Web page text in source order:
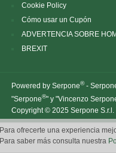
Cookie Policy
Cómo usar un Cupón
ADVERTENCIA SOBRE
BREXIT
Powered by Serpone®-
"Serpone®" y "Vincenzo
Copyright © 2025 Serpone
Para ofrecerte una experiencia
Para saber más consulta nuestra